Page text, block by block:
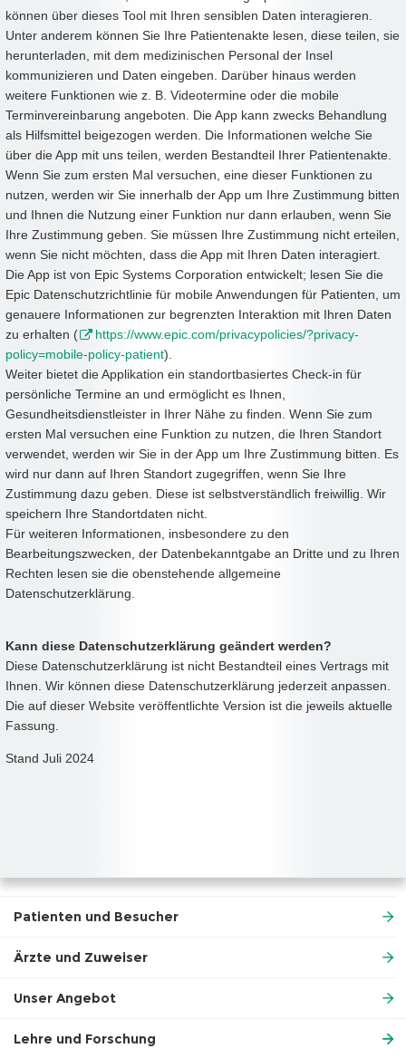
können über dieses Tool mit Ihren sensiblen Daten interagieren.
Unter anderem können Sie Ihre Patientenakte lesen, diese teilen, sie
herunterladen, mit dem medizinischen Personal der Insel
kommunizieren und Daten eingeben. Darüber hinaus werden
weitere Funktionen wie z. B. Videotermine oder die mobile
Terminvereinbarung angeboten. Die App kann zwecks Behandlung
als Hilfsmittel beigezogen werden. Die Informationen welche Sie
über die App mit uns teilen, werden Bestandteil Ihrer Patientenakte.
Wenn Sie zum ersten Mal versuchen, eine dieser Funktionen zu
nutzen, werden wir Sie innerhalb der App um Ihre Zustimmung bitten
und Ihnen die Nutzung einer Funktion nur dann erlauben, wenn Sie
Ihre Zustimmung geben. Sie müssen Ihre Zustimmung nicht erteilen,
wenn Sie nicht möchten, dass die App mit Ihren Daten interagiert.
Die App ist von Epic Systems Corporation entwickelt; lesen Sie die
Epic Datenschutzrichtlinie für mobile Anwendungen für Patienten, um
genauere Informationen zur begrenzten Interaktion mit Ihren Daten
zu erhalten (
https://www.epic.com/privacypolicies/?privacy-
policy=mobile-policy-patient).
Weiter bietet die Applikation ein standortbasiertes Check-in für
persönliche Termine an und ermöglicht es Ihnen,
Gesundheitsdienstleister in Ihrer Nähe zu finden. Wenn Sie zum
ersten Mal versuchen eine Funktion zu nutzen, die Ihren Standort
verwendet, werden wir Sie in der App um Ihre Zustimmung bitten. Es
wird nur dann auf Ihren Standort zugegriffen, wenn Sie Ihre
Zustimmung dazu geben. Diese ist selbstverständlich freiwillig. Wir
speichern Ihre Standortdaten nicht.
Für weiteren Informationen, insbesondere zu den
Bearbeitungszwecken, der Datenbekanntgabe an Dritte und zu Ihren
Rechten lesen sie die obenstehende allgemeine
Datenschutzerklärung.
Kann diese Datenschutzerklärung geändert werden?
Diese Datenschutzerklärung ist nicht Bestandteil eines Vertrags mit
Ihnen. Wir können diese Datenschutzerklärung jederzeit anpassen.
Die auf dieser Website veröffentlichte Version ist die jeweils aktuelle
Fassung.
Stand Juli 2024
Patienten und Besucher
Ärzte und Zuweiser
Unser Angebot
Lehre und Forschung